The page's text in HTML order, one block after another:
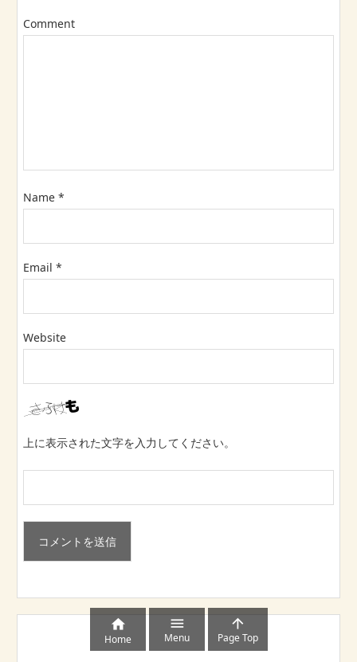
Comment
Name *
Email *
Website
上に表示された文字を入力してください。

Home

Menu

Page Top